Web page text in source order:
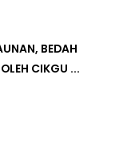
BEDAH
CIKGU ...